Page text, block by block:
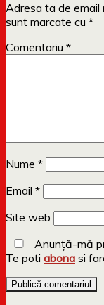
Adresa ta de email
sunt marcate cu *
Comentariu *
Nume *
Email *
Site web
Anunță-mă
Te poti abona si